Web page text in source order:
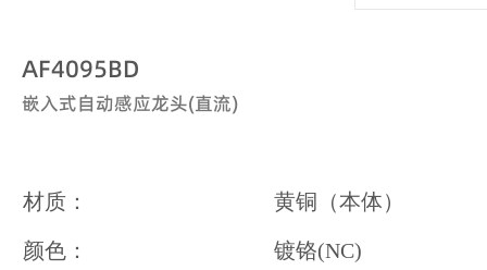
AF4095BD
嵌入式自动感应龙头(直流)
材质： 黄铜（本体）
颜色： 镀铬(NC)